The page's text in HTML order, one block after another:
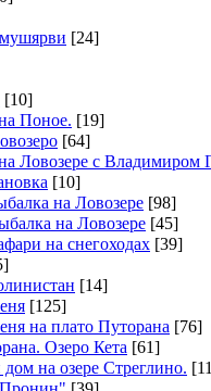
[24]
[10]
Поное. [19]
[64]
Ловозере с Владимиром
[10]
на Ловозере [98]
на Ловозере [45]
на снегоходах [39]
[14]
[125]
на плато Путорана [76]
Озеро Кета [61]
дом на озере Стреглино.